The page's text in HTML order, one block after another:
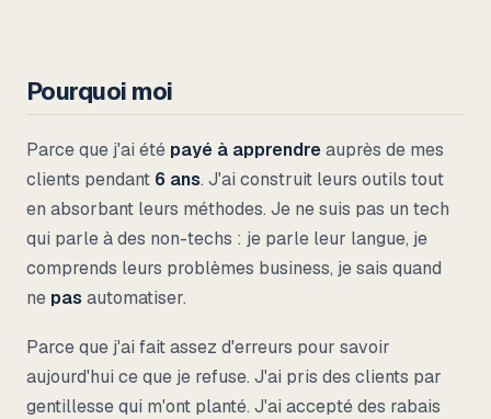
Pourquoi moi
Parce que j'ai été payé à apprendreauprès de mes
clients pendant 6 ans. J'ai construit leurs outils tout
en absorbant leurs méthodes. Je ne suis pas un tech
qui parle à des non-techs : je parle leur langue, je
comprends leurs problèmes business, je sais quand
ne pas automatiser.
Parce que j'ai fait assez d'erreurs pour savoir
aujourd'hui ce que je refuse. J'ai pris des clients par
gentillesse qui m'ont planté. J'ai accepté des rabais